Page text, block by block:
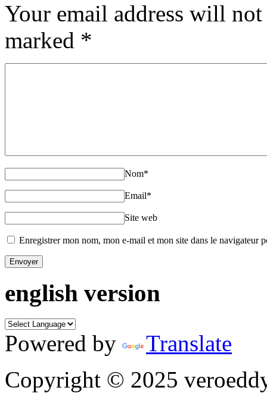
Your email address will
marked *
Nom*
Email*
Site web
Enregistrer mon nom, mon e-mail et mon site dans le navigateur
english version
Powered by
Translate
Copyright © 2025